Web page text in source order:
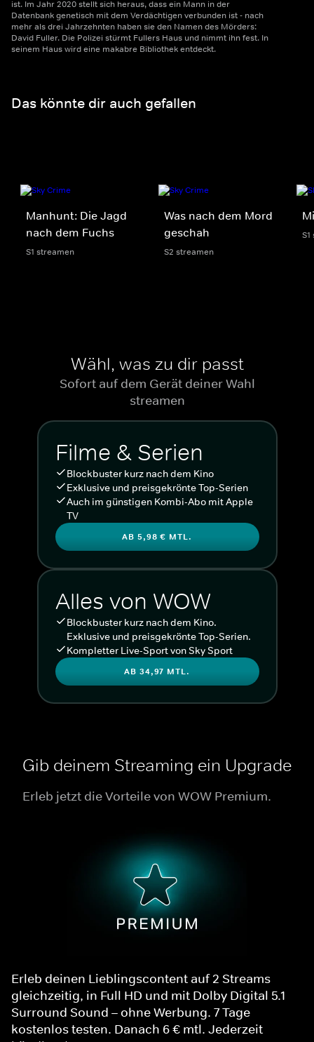
ist. Im Jahr 2020 stellt sich heraus, dass ein Mann in der
Datenbank genetisch mit dem Verdächtigen verbunden ist - nach
mehr als drei Jahrzehnten haben sie den Namen des Mörders:
David Fuller. Die Polizei stürmt Fullers Haus und nimmt ihn fest. In
seinem Haus wird eine makabre Bibliothek entdeckt.
Das könnte dir auch gefallen
Manhunt: Die Jagd
nach dem Fuchs
S1 streamen
Was nach dem Mord
geschah
S2 streamen
Wähl, was zu dir passt
Sofort auf dem Gerät deiner Wahl
streamen
Filme & Serien
Blockbuster kurz nach dem Kino
Exklusive und preisgekrönte Top-Serien
Auch im günstigen Kombi-Abo mit Apple
TV
AB 5,98 € MTL.
Alles von WOW
Blockbuster kurz nach dem Kino.
Exklusive und preisgekrönte Top-Serien.
Kompletter Live-Sport von Sky Sport
AB 34,97 MTL.
Gib deinem Streaming ein Upgrade
Erleb jetzt die Vorteile von WOW Premium.
Erleb deinen Lieblingscontent auf 2 Streams
gleichzeitig, in Full HD und mit Dolby Digital 5.1
Surround Sound – ohne Werbung. 7 Tage
kostenlos testen. Danach 6 € mtl. Jederzeit